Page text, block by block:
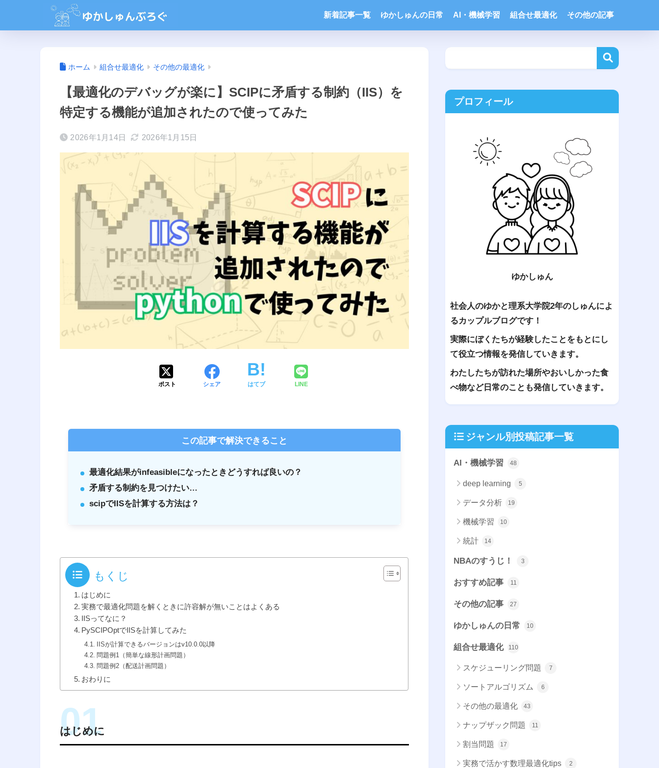
新着記事一覧 ゆかしゅんの日常 AI・機械学習 組合せ最適化 その他の記事
ホーム 組合せ最適化 その他の最適化
【最適化のデバッグが楽に】SCIPに矛盾する制約（IIS）を
特定する機能が追加されたので使ってみた
2026年1月14日 2026年1月15日
ポスト シェア はてブ LINE
この記事で解決できること
最適化結果がinfeasibleになったときどうすれば良いの？
矛盾する制約を見つけたい…
scipでIISを計算する方法は？
もくじ
はじめに
実務で最適化問題を解くときに許容解が無いことはよくある
IISってなに？
PySCIPOptでIISを計算してみた
IISが計算できるバージョンはv10.0.0以降
問題例1（簡単な線形計画問題）
問題例2（配送計画問題）
おわりに
はじめに
プロフィール
ゆかしゅん
社会人のゆかと理系大学院2年のしゅんによ
るカップルブログです！
実際にぼくたちが経験したことをもとにし
て役立つ情報を発信していきます。
わたしたちが訪れた場所やおいしかった食
べ物など日常のことも発信していきます。
ジャンル別投稿記事一覧
AI・機械学習 48
deep learning 5
データ分析 19
機械学習 10
統計 14
NBAのすうじ！ 3
おすすめ記事 11
その他の記事 27
ゆかしゅんの日常 10
組合せ最適化 110
スケジューリング問題 7
ソートアルゴリズム 6
その他の最適化 43
ナップザック問題 11
割当問題 17
実務で活かす数理最適化tips 2